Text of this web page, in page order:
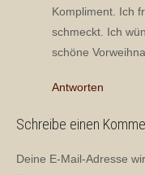
Kompliment. Ich
schmeckt. Ich
schöne
Antworten
Schreibe einen
Deine E-Mail-Adresse